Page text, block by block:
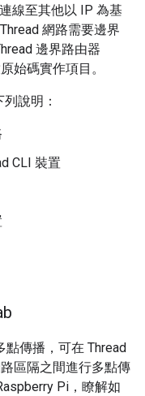
線至其他以 IP 為基
網路需要邊界
邊界路由器
始碼實作項目。
說明：
CLI 裝置
點傳播，可在 Thread
區隔之間進行多點傳
Pi，瞭解如